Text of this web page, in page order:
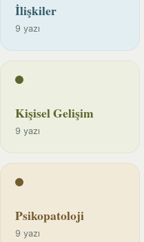
İlişkiler
9 yazı
Kişisel Gelişim
9 yazı
Psikopatoloji
9 yazı